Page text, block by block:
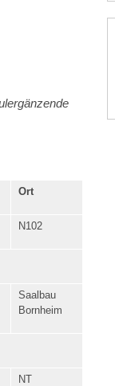
Ort
N102
Saalbau
Bornheim
NT